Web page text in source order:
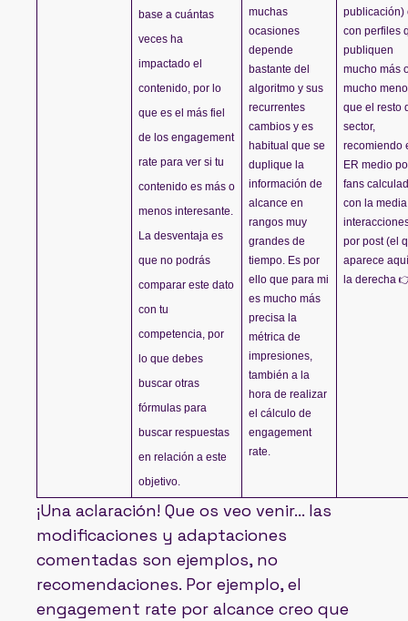
base a cuántas
veces ha
impactado el
contenido, por lo
que es el más fiel
de los engagement
rate para ver si tu
contenido es más o
menos interesante.
La desventaja es
que no podrás
comparar este dato
con tu
competencia, por
lo que debes
buscar otras
fórmulas para
buscar respuestas
en relación a este
objetivo.
muchas
ocasiones
depende
bastante del
algoritmo y sus
recurrentes
cambios y es
habitual que se
duplique la
información de
alcance en
rangos muy
grandes de
tiempo. Es por
ello que para mi
es mucho más
precisa la
métrica de
impresiones,
también a la
hora de realizar
el cálculo de
engagement
rate.
publicación)
con perfiles
publiquen
mucho más
mucho
que el resto
sector,
recomiendo
ER medio
fans
con la
por post (el
aparece
la derecha
¡Una aclaración! Que os veo venir… las
modificaciones y adaptaciones
comentadas son ejemplos, no
recomendaciones. Por ejemplo, el
engagement rate por alcance creo que